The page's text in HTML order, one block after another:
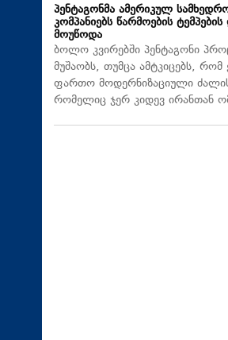
პენტაგონმა ამერიკულ
კომპანიებს წარმოების ტემპების
მოუწოდა
ბოლო კვირებში პენტაგონი
მუშაობს, თუმცა ამტკიცებს,
ფართო მოდერნიზაციული
რომელიც ჯერ კიდევ ირანთან